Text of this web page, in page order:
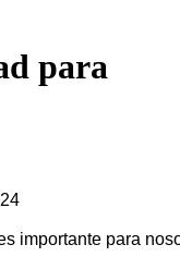
para
importante para